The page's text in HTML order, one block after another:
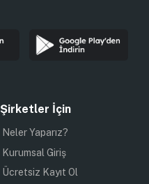
Şirketler İçin
Neler Yaparız?
Kurumsal Giriş
Ücretsiz Kayıt Ol